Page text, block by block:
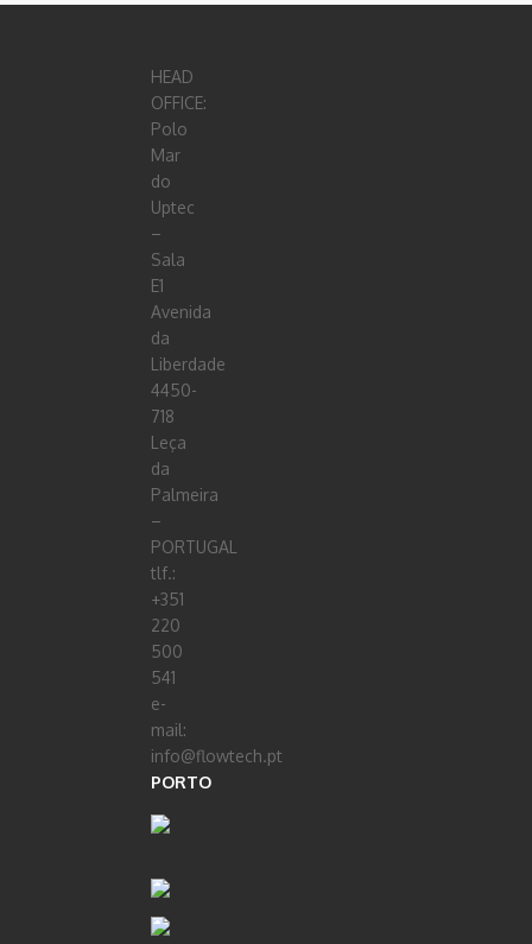
HEAD
OFFICE:
Polo
Mar
do
Uptec
–
Sala
E1
Avenida
da
Liberdade
4450-
718
Leça
da
Palmeira
–
PORTUGAL
tlf.:
+351
220
500
541
e-
mail:
info@flowtech.pt
PORTO